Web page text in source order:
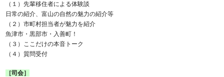
（１）先輩移住者による体験談
日常の紹介、富山の自然の魅力の紹介等
（２）市町村担当者が魅力を紹介
魚津市・黒部市・入善町！
（３）ここだけの本音トーク
（４）質問受付
［司会］